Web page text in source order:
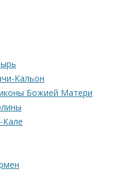
Кальон
Божией Матери